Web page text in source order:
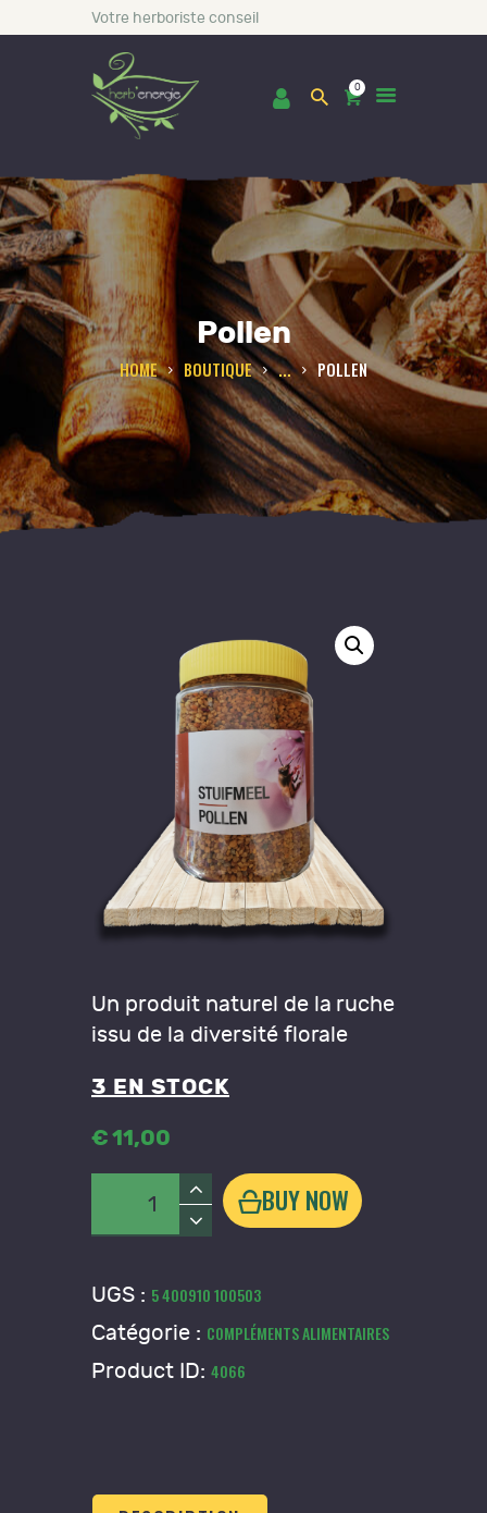
Votre herboriste conseil
0
ACCUEIL
BOUTIQUE
LES INCONTOURNABLES
CONSULTATIONS
BLOG
A PROPOS DE NOUS
CONTACT
Pollen
HOME BOUTIQUE ... POLLEN
Un produit naturel de la ruche
issu de la diversité florale
3 EN STOCK
€11,00
BUY NOW
UGS : 5 400910 100503
Catégorie : COMPLÉMENTS ALIMENTAIRES
Product ID: 4066